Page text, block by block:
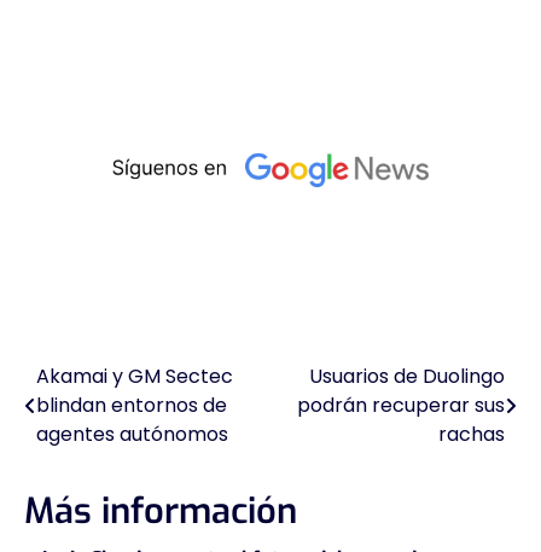
Navegación
de
Akamai y GM Sectec
blindan entornos de
agentes autónomos
Usuarios de Duolingo
podrán recuperar sus
rachas
Más información